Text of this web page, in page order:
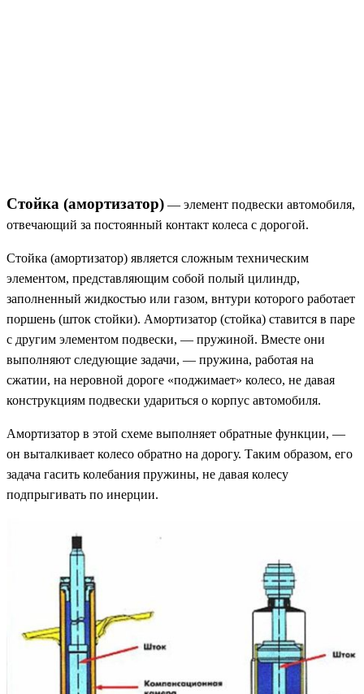
Стойка (амортизатор) — элемент подвески автомобиля,
отвечающий за постоянный контакт колеса с дорогой.
Стойка (амортизатор) является сложным техническим
элементом, представляющим собой полый цилиндр,
заполненный жидкостью или газом, внтури которого работает
поршень (шток стойки). Амортизатор (стойка) ставится в паре
с другим элементом подвески, — пружиной. Вместе они
выполняют следующие задачи, — пружина, работая на
сжатии, на неровной дороге «поджимает» колесо, не давая
конструкциям подвески удариться о корпус автомобиля.
Амортизатор в этой схеме выполняет обратные функции, —
он выталкивает колесо обратно на дорогу. Таким образом, его
задача гасить колебания пружины, не давая колесу
подпрыгивать по инерции.